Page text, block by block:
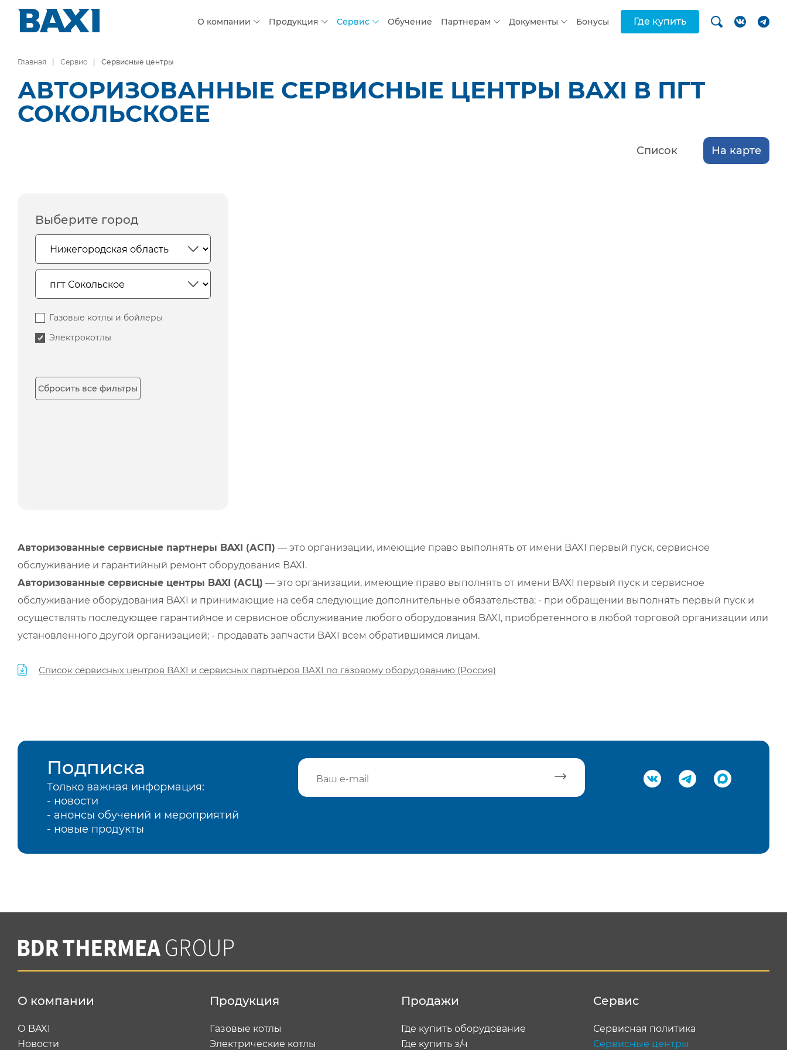
О компании Продукция Сервис Обучение Партнерам Документы Бонусы Где купить
Главная Сервис Сервисные центры
АВТОРИЗОВАННЫЕ СЕРВИСНЫЕ ЦЕНТРЫ BAXI В ПГТ
СОКОЛЬСКОЕЕ
Список На карте
Выберите город
Газовые котлы и бойлеры
Электрокотлы
Сбросить все фильтры
Авторизованные сервисные партнеры BAXI (АСП) — это организации, имеющие право выполнять от имени BAXI первый пуск, сервисное
обслуживание и гарантийный ремонт оборудования BAXI.
Авторизованные сервисные центры BAXI (АСЦ) — это организации, имеющие право выполнять от имени BAXI первый пуск и сервисное
обслуживание оборудования BAXI и принимающие на себя следующие дополнительные обязательства: - при обращении выполнять первый пуск и
осуществлять последующее гарантийное и сервисное обслуживание любого оборудования BAXI, приобретенного в любой торговой организации или
установленного другой организацией; - продавать запчасти BAXI всем обратившимся лицам.
Список сервисных центров BAXI и сервисных партнёров BAXI по газовому оборудованию (Россия)
Подписка
Только важная информация:
- новости
- анонсы обучений и мероприятий
- новые продукты
О компании
О BAXI
Новости
Продукция
Газовые котлы
Электрические котлы
Продажи
Где купить оборудование
Где купить з/ч
Сервис
Сервисная политика
Сервисные центры